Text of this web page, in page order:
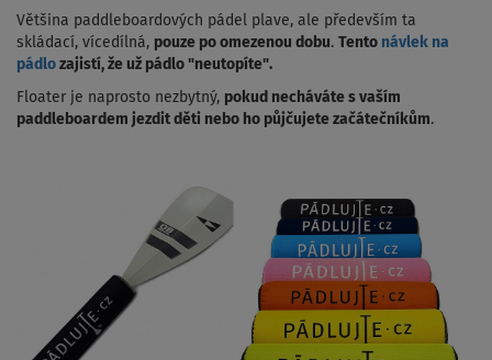
Většina paddleboardových pádel plave, ale především ta
skládací, vícedílná, pouze po omezenou dobu. Tento návlek na
pádlo zajistí, že už pádlo "neutopíte".
Floater je naprosto nezbytný, pokud necháváte s vaším
paddleboardem jezdit děti nebo ho půjčujete začátečníkům.